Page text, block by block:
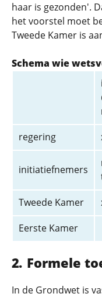
haar is gezonden'.
het voorstel moet
Tweede Kamer is
Schema wie
regering
initiatiefnemers
Tweede Kamer
Eerste Kamer
Formele
In de Grondwet is